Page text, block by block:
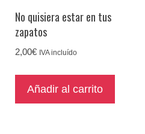
No quisiera estar en tus
zapatos
2,00€ IVA incluído
Añadir al carrito